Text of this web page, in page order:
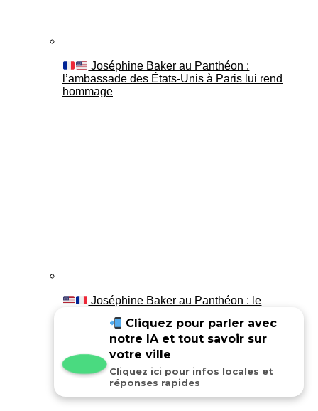
Joséphine Baker au Panthéon :
l’ambassade des États-Unis à Paris lui rend
hommage
Joséphine Baker au Panthéon : le
Cliquez pour parler avec
notre IA et tout savoir sur
votre ville
Cliquez ici pour infos locales et
réponses rapides